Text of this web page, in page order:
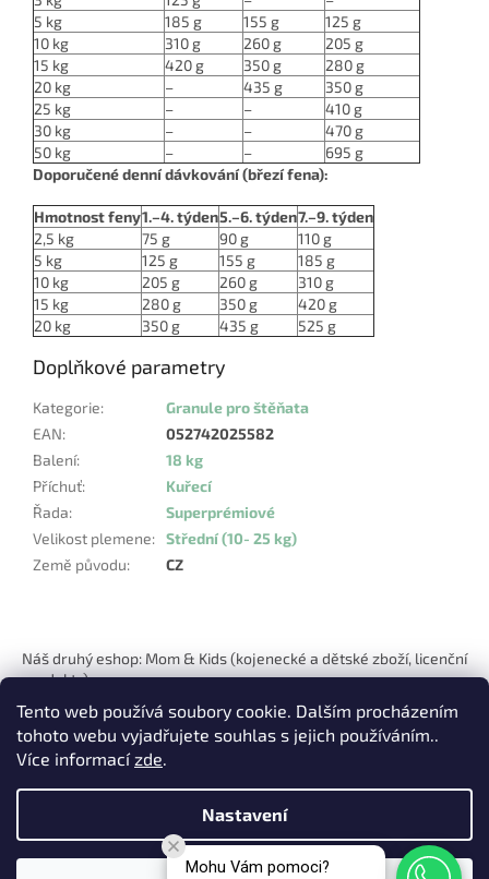
Tento web používá soubory cookie. Dalším procházením
tohoto webu vyjadřujete souhlas s jejich používáním..
Více informacízde.
Nastavení
5 kg
185 g 155 g
125 g
10 kg
310 g 260 g
205 g
15 kg
420 g 350 g
280 g
20 kg
– 435 g
350 g
25 kg
– –
410 g
30 kg
– –
470 g
50 kg
– –
695 g
Doporučené denní dávkování (březí fena):
Hmotnost feny1.–4. týden5.–6. týden7.–9. týden
2,5 kg
75 g 90 g
110 g
5 kg
125 g 155 g
185 g
10 kg
205 g 260 g
310 g
15 kg
280 g 350 g
420 g
20 kg
350 g 435 g 525 g
Doplňkové parametry
Kategorie:
Granule pro štěňata
EAN:
052742025582
Balení:
18 kg
Příchuť:
Kuřecí
Řada:
Superprémiové
Velikost plemene: Střední (10- 25 kg)
Země původu: CZ
p
Náš druhý eshop: Mom & Kids (kojenecké a dětské zboží, licenční
produkty)
Vytvořil Shoptet
Mohu Vám pomoci?